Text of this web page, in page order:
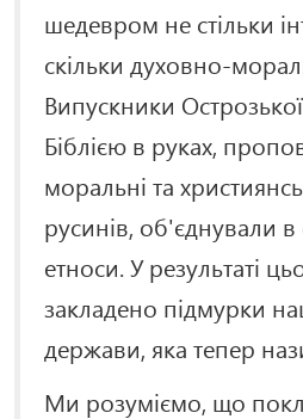
шедевром не стільки
скільки духовно-
Випускники Острозької
Біблією в руках,
моральні та
русинів, об'єднували в
етноси. У результаті
закладено підмурки
держави, яка тепер
Ми розуміємо, що